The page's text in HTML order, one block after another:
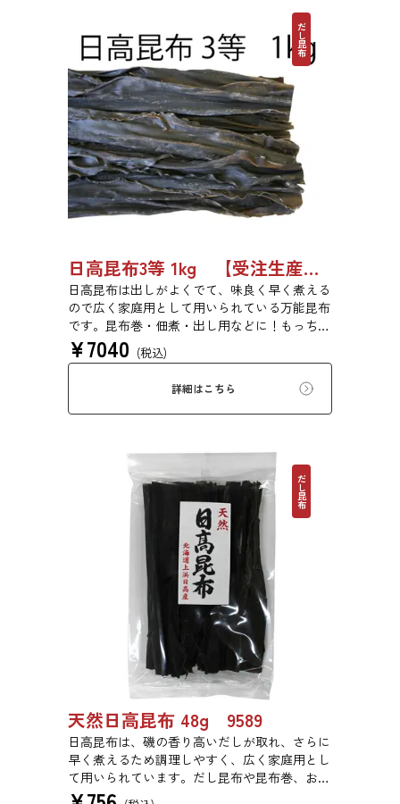
だし昆布
日高昆布3等 1kg 【受注生産品】03070054
日高昆布は出しがよくでて、味良く早く煮える
ので広く家庭用として用いられている万能昆布
です。昆布巻・佃煮・出し用などに！もっちり
とした旨みのある食感です。
¥7040 (税込)
詳細はこちら
だし昆布
天然日高昆布 48g 9589
日高昆布は、磯の香り高いだしが取れ、さらに
早く煮えるため調理しやすく、広く家庭用とし
て用いられています。だし昆布や昆布巻、おで
ん、佃煮、煮締め等に最適です。